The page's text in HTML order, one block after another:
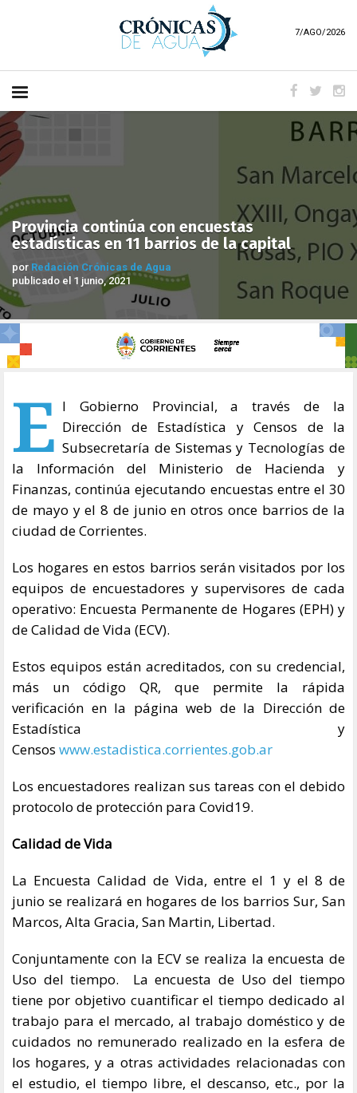
7/AGO/2026
Provincia continúa con encuestas
estadísticas en 11 barrios de la capital
por Redación Crónicas de Agua
publicado el 1 junio, 2021
E l Gobierno Provincial, a través de la
Dirección de Estadística y Censos de la
Subsecretaría de Sistemas y Tecnologías de
la Información del Ministerio de Hacienda y
Finanzas, continúa ejecutando encuestas entre el 30
de mayo y el 8 de junio en otros once barrios de la
ciudad de Corrientes.
Los hogares en estos barrios serán visitados por los
equipos de encuestadores y supervisores de cada
operativo: Encuesta Permanente de Hogares (EPH) y
de Calidad de Vida (ECV).
Estos equipos están acreditados, con su credencial,
más un código QR, que permite la rápida
verificación en la página web de la Dirección de
Estadística y
Censos www.estadistica.corrientes.gob.ar
Los encuestadores realizan sus tareas con el debido
protocolo de protección para Covid19.
Calidad de Vida
La Encuesta Calidad de Vida, entre el 1 y el 8 de
junio se realizará en hogares de los barrios Sur, San
Marcos, Alta Gracia, San Martin, Libertad.
Conjuntamente con la ECV se realiza la encuesta de
Uso del tiempo. La encuesta de Uso del tiempo
tiene por objetivo cuantificar el tiempo dedicado al
trabajo para el mercado, al trabajo doméstico y de
cuidados no remunerado realizado en la esfera de
los hogares, y a otras actividades relacionadas con
el estudio, el tiempo libre, el descanso, etc., por la